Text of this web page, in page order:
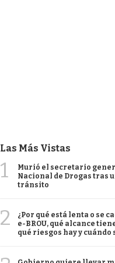
Las Más Vistas
1
Murió el secretario
Nacional de Drogas tras
tránsito
2
¿Por qué está lenta o se
e-BROU, qué alcance
qué riesgos hay y cuándo